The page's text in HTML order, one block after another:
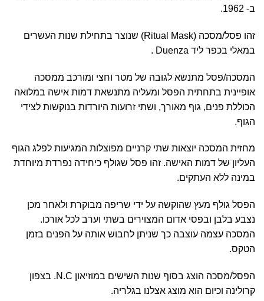
ב- 1962.
זהו פסל/מסכה (Ritual Mask) שנוצר בתחילת שנות העשרים
במאלי בכפר ליד Duenza .
המסכה/פסל מתנשא לגובה של מטר וחצי ומורכב ממסכה
אופיינית בתחתית הפסל ומעליה מתנשאת דמות אישה במלואה
הכוללת פנים, גוף מאורך, ושתי זרועות היורדות בנוקשות לצידי
הגוף.
מחזית המסכה יוצאות שתי קרניים מפוצלות המגיעות לפלג הגוף
העליון של דמות האישה. זהו פסל שגולף כיחידה נפרדת מיוחדת
במינה ללא העתקים.
הפסל גולף מעץ שהוקשה על ידי שריפה מבוקרת ולאחר מכן
נצבע בלבן ובפסי אדום המצוירים בשתי וערב לכל אורכו.
המסכה עצמה עוצבה כך שניתן לחבוש אותה על הפנים בזמן
הטקס.
הפסל/מסכה הוצג בסוף שנות השישים במוזיאון N.C. בצפון
קרולינה וכיום הוא מוצג אצלנו בגלריה.